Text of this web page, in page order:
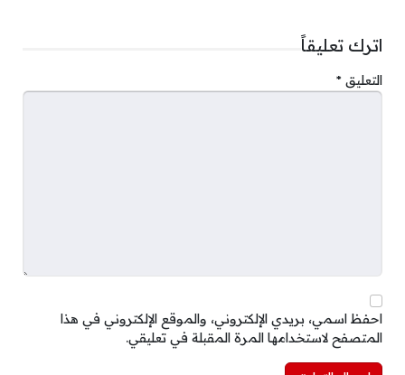
اترك تعليقاً
التعليق *
احفظ اسمي، بريدي الإلكتروني، والموقع الإلكتروني في هذا
المتصفح لاستخدامها المرة المقبلة في تعليقي.